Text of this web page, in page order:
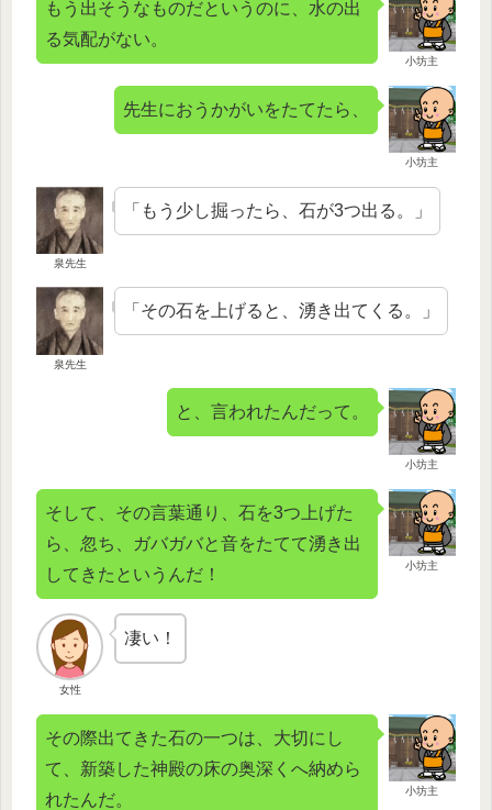
小坊主
もう出そうなものだというのに、水の出
る気配がない。
小坊主
先生におうかがいをたてたら、
泉先生
「もう少し掘ったら、石が3つ出る。」
泉先生
「その石を上げると、湧き出てくる。」
小坊主
と、言われたんだって。
小坊主
そして、その言葉通り、石を3つ上げた
ら、忽ち、ガバガバと音をたてて湧き出
してきたというんだ！
女性
凄い！
小坊主
その際出てきた石の一つは、大切にし
て、新築した神殿の床の奥深くへ納めら
れたんだ。